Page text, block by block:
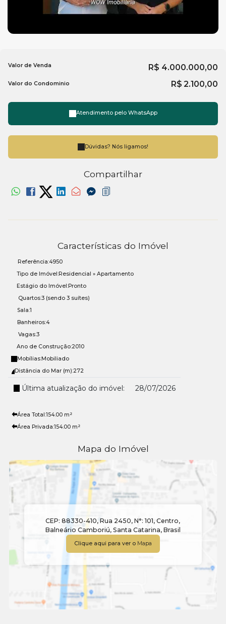
Salão de festas
Camboriú, WOW Imobiliária.
R$ 4.000.000,00
Valor de Venda
Valor do Condominio R$ 2.100,00
Atendimento pelo WhatsApp
Dúvidas? Nós ligamos!
Compartilhar
Características do Imóvel
Referência:4950
Tipo de Imóvel:Residencial » Apartamento
Estágio do Imóvel:Pronto
Quartos:3 (sendo 3 suítes)
Sala:1
Banheiros:4
Vagas:3
Ano de Construção:2010
Mobílias:Mobiliado
Distância do Mar (m):272
Última atualização do imóvel: 28/07/2026
Área Total:154.00 m²
Área Privada:154.00 m²
Mapa do Imóvel
CEP: 88330-410,Rua 2450,N°: 101,Centro,
Balneário Camboriú, Santa Catarina, Brasil
Clique aqui para ver o Mapa